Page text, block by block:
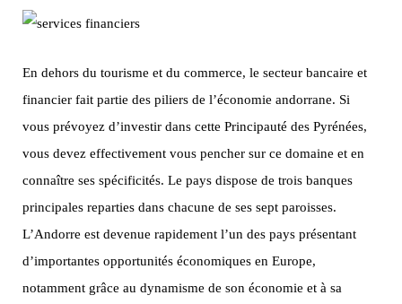
En dehors du tourisme et du commerce, le secteur bancaire et
financier fait partie des piliers de l’économie andorrane. Si
vous prévoyez d’investir dans cette Principauté des Pyrénées,
vous devez effectivement vous pencher sur ce domaine et en
connaître ses spécificités. Le pays dispose de trois banques
principales reparties dans chacune de ses sept paroisses.
L’Andorre est devenue rapidement l’un des pays présentant
d’importantes opportunités économiques en Europe,
notamment grâce au dynamisme de son économie et à sa